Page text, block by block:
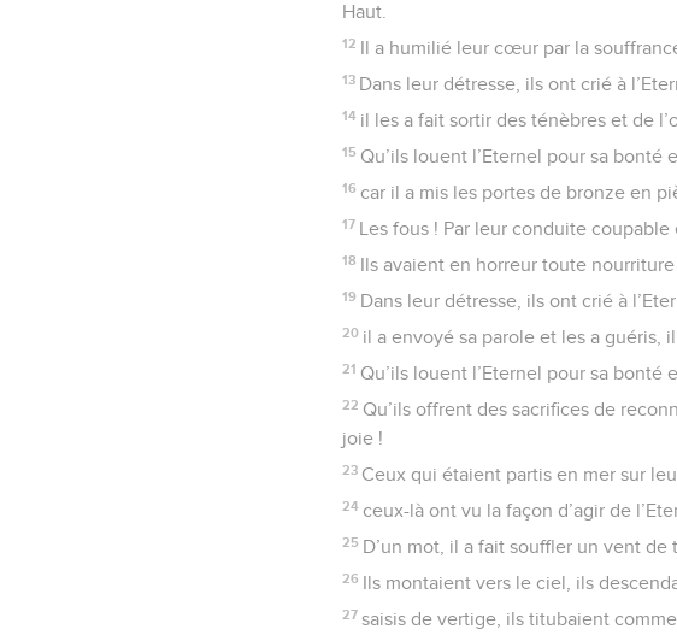
Haut.
12 Il a humilié leur cœur par la
13 Dans leur détresse, ils ont crié à
14 il les a fait sortir des ténèbres et de
15 Qu’ils louent l’Eternel pour sa bonté
16 car il a mis les portes de bronze en
17 Les fous ! Par leur conduite
18 Ils avaient en horreur toute
19 Dans leur détresse, ils ont crié à
20 il a envoyé sa parole et les a guéris,
21 Qu’ils louent l’Eternel pour sa bonté
22 Qu’ils offrent des sacrifices de
joie !
23 Ceux qui étaient partis en mer sur
24 ceux-là ont vu la façon d’agir de
25 D’un mot, il a fait souffler un vent
26 Ils montaient vers le ciel, ils
27 saisis de vertige, ils titubaient